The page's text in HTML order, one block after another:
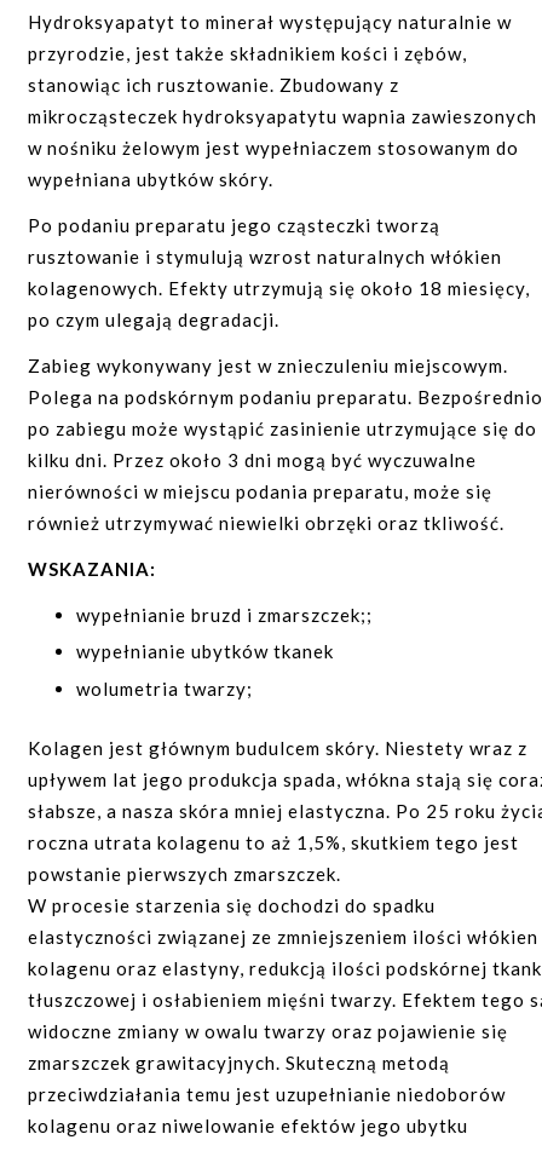
Twarz:
lokalny nadmiar tkanki tłuszczowej (np.
okolica podbródka);
głębokie zmarszczki i bruzdy;
utrata objętości twarzy;
niedobór tkanki tłuszczowej, zapadnięte
policzki;
asymetria twarzy;
blizny potrądzikowe i pourazowe;
korekta kształtu i rozmiaru ust;
zapadnięcia pod oczami.
Ciało:
lokalny nadmiar tkanki tłuszczowej (np.
okolica kolan, brzuch);
asymetrie;
badanie czasu krwawienia i krzepnięcia krwi (układ
morfologia z rozmazem;
grupa krwi;
mocz ogólny;
anty Hbs;
anty HCV;
jonogram;
glukoza na czczo;
grupa krwi;
EKG;
inne badania, zlecone indywidualnie przez lekarza
Hydroksyapatyt to minerał występujący naturalnie w
przyrodzie, jest także składnikiem kości i zębów,
stanowiąc ich rusztowanie. Zbudowany z
mikrocząsteczek hydroksyapatytu wapnia zawieszonych
w nośniku żelowym jest wypełniaczem stosowanym do
wypełniana ubytków skóry.
Po podaniu preparatu jego cząsteczki tworzą
rusztowanie i stymulują wzrost naturalnych włókien
kolagenowych. Efekty utrzymują się około 18 miesięcy,
po czym ulegają degradacji.
Zabieg wykonywany jest w znieczuleniu miejscowym.
Polega na podskórnym podaniu preparatu. Bezpośrednio
po zabiegu może wystąpić zasinienie utrzymujące się do
kilku dni. Przez około 3 dni mogą być wyczuwalne
nierówności w miejscu podania preparatu, może się
również utrzymywać niewielki obrzęki oraz tkliwość.
WSKAZANIA:
wypełnianie bruzd i zmarszczek;;
wypełnianie ubytków tkanek
wolumetria twarzy;
rewitalizacja grzbietów rąk;
likwidacja blizn potrądzikowych;
przywrócenie jędrności skórze;
zagęszczenie skóry.
aktywne choroby autoimmunologiczne;
infekcje bakteryjne i wirusowe w miejscu
wstrzyknięcia;
ciąża.
Kolagen jest głównym budulcem skóry. Niestety wraz z
upływem lat jego produkcja spada, włókna stają się
słabsze, a nasza skóra mniej elastyczna. Po 25 roku
roczna utrata kolagenu to aż 1,5%, skutkiem tego jest
powstanie pierwszych zmarszczek.
W procesie starzenia się dochodzi do spadku
elastyczności związanej ze zmniejszeniem ilości włókien
kolagenu oraz elastyny, redukcją ilości podskórnej
tłuszczowej i osłabieniem mięśni twarzy. Efektem tego
widoczne zmiany w owalu twarzy oraz pojawienie się
zmarszczek grawitacyjnych. Skuteczną metodą
przeciwdziałania temu jest uzupełnianie niedoborów
kolagenu oraz niwelowanie efektów jego ubytku